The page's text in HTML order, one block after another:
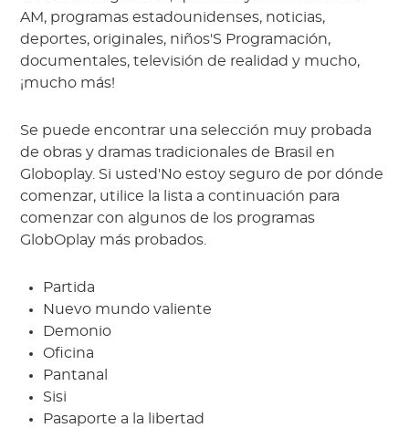
AM, programas estadounidenses, noticias,
deportes, originales, niños'S Programación,
documentales, televisión de realidad y mucho,
¡mucho más!
Se puede encontrar una selección muy probada
de obras y dramas tradicionales de Brasil en
Globoplay. Si usted'No estoy seguro de por dónde
comenzar, utilice la lista a continuación para
comenzar con algunos de los programas
GlobOplay más probados.
Partida
Nuevo mundo valiente
Demonio
Oficina
Pantanal
Sisi
Pasaporte a la libertad